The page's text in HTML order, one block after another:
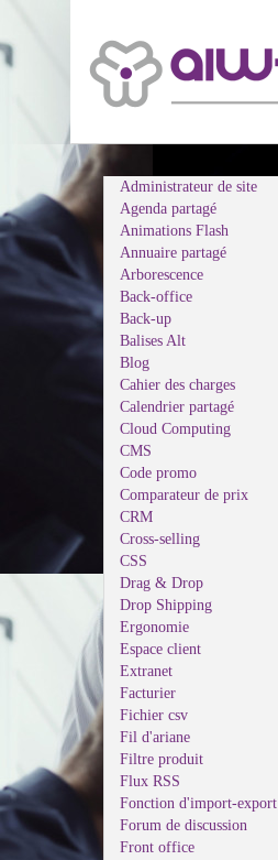
Administrateur de site
Agenda partagé
Animations Flash
Annuaire partagé
Arborescence
Back-office
Back-up
Balises Alt
Blog
Cahier des charges
Calendrier partagé
Cloud Computing
CMS
Code promo
Comparateur de prix
CRM
Cross-selling
CSS
Drag & Drop
Drop Shipping
Ergonomie
Espace client
Extranet
Facturier
Fichier csv
Fil d'ariane
Filtre produit
Flux RSS
Fonction d'import-export
Forum de discussion
Front office